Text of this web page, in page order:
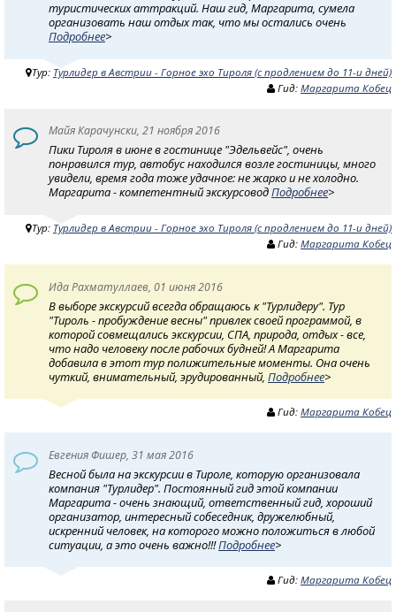
туристических аттракций. Наш гид, Маргарита, сумела
организовать наш отдых так, что мы остались очень
Подробнее>
Тур: Турлидер в Австрии - Горное эхо Тироля (с продлением до 11-и дней)
Гид: Маргарита Кобец
Майя Карачунски, 21 ноября 2016
Пики Тироля в июне в гостинице "Эдельвейс", очень
понравился тур, автобус находился возле гостиницы, много
увидели, время года тоже удачное: не жарко и не холодно.
Маргарита - компетентный экскурсоводПодробнее>
Тур: Турлидер в Австрии - Горное эхо Тироля (с продлением до 11-и дней)
Гид: Маргарита Кобец
Ида Рахматуллаев, 01 июня 2016
В выборе экскурсий всегда обращаюсь к "Турлидеру". Тур
"Тироль - пробуждение весны" привлек своей программой, в
которой совмещались экскурсии, СПА, природа, отдых - все,
что надо человеку после рабочих будней! А Маргарита
добавила в этот тур полижительные моменты. Она очень
чуткий, внимательный, эрудированный, Подробнее>
Гид: Маргарита Кобец
Евгения Фишер, 31 мая 2016
Весной была на экскурсии в Тироле, которую организовала
компания "Турлидер". Постоянный гид этой компании
Маргарита - очень знающий, ответственный гид, хороший
организатор, интересный собеседник, дружелюбный,
искренний человек, на которого можно положиться в любой
ситуации, а это очень важно!!!Подробнее>
Гид: Маргарита Кобец